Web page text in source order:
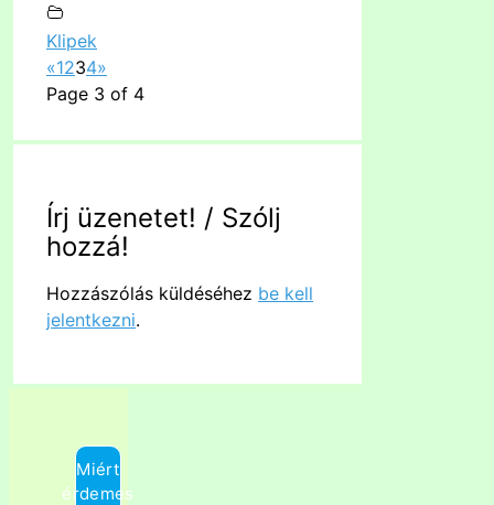
Klipek
«1234»
Page 3 of 4
Írj üzenetet! / Szólj
hozzá!
Hozzászólás küldéséhez be kell
jelentkezni.
Miért
érdemes